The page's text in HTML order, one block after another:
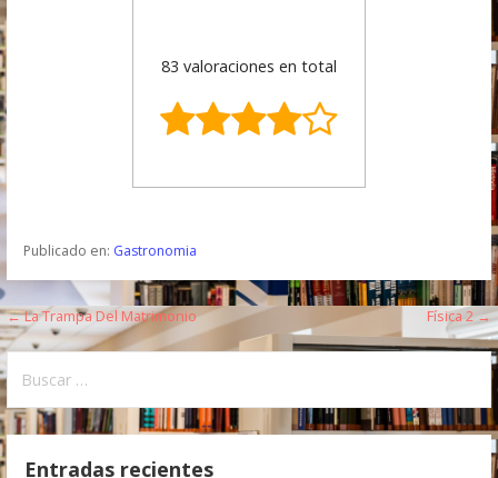
83 valoraciones en total
Publicado en: Gastronomia
N
a
v
e
← La Trampa Del Matrimonio Física 2 →
s
Entradas recientes